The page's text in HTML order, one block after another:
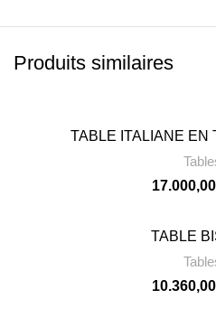
Produits similaires
TABLE ITALIANE EN
17.000,00
TABLE
10.360,00